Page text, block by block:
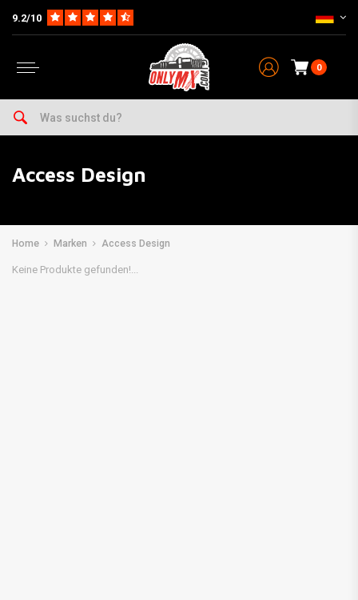
9.2/10
0
Access Design
Home Marken Access Design
Keine Produkte gefunden!...